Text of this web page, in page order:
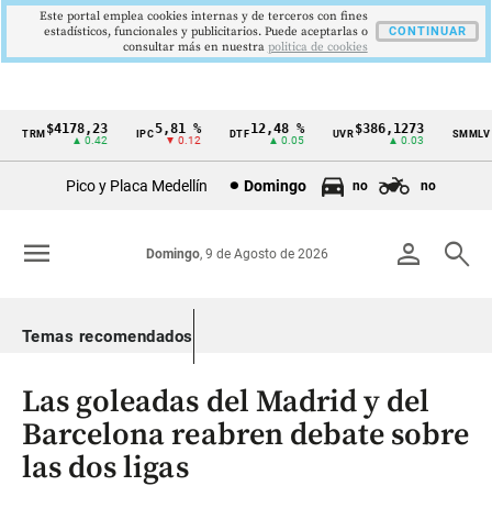
Cintillo
Colombia
TRM$4178,23
▲ 0.42
5,81 %
▼ 0.12
12,48 %
▲ 0.05
UVR$386,1273
▲ 0.03
SMMLV
Pico y Placa Medellín Domingo no no
person search
Domingo, 9 de Agosto de 2026
menu
Temas recomendados
Las goleadas del Madrid y del
Barcelona reabren debate sobre
las dos ligas
Este portal emplea cookies internas y de terceros con fines
estadísticos, funcionales y publicitarios. Puede aceptarlas o
consultar más en nuestra politica de cookies
CONTINUAR